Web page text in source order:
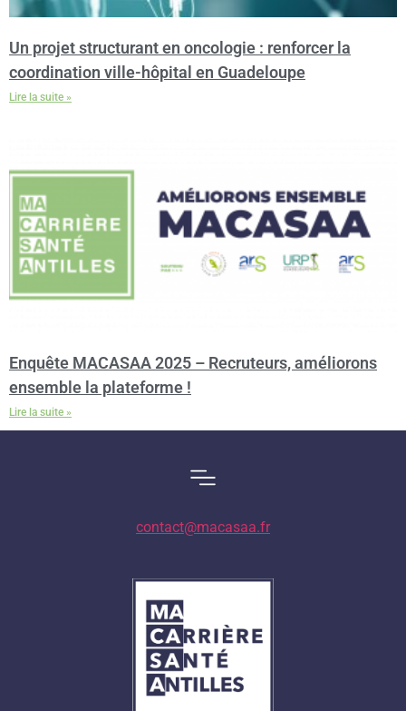
Un projet structurant en oncologie : renforcer la
coordination ville-hôpital en Guadeloupe
Lire la suite »
Enquête MACASAA 2025 – Recruteurs, améliorons
ensemble la plateforme !
Lire la suite »
contact@macasaa.fr